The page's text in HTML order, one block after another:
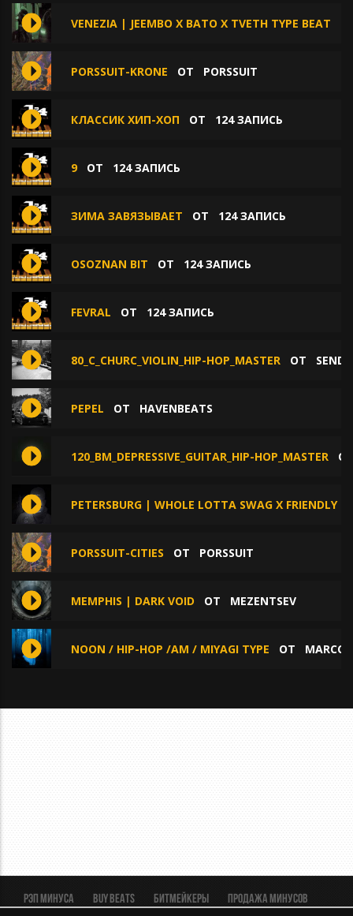
VENEZIA | JEEMBO X BATO X TVETH TYPE BEAT
PORSSUIT-KRONE ОТ PORSSUIT
КЛАССИК ХИП-ХОП ОТ 124 ЗАПИСЬ
9 ОТ 124 ЗАПИСЬ
ЗИМА ЗАВЯЗЫВАЕТ ОТ 124 ЗАПИСЬ
OSOZNAN BIT ОТ 124 ЗАПИСЬ
FEVRAL ОТ 124 ЗАПИСЬ
80_С_CHURC_VIOLIN_HIP-HOP_MASTER ОТ
PEPEL ОТ HAVENBEATS
120_BM_DEPRESSIVE_GUITAR_HIP-HOP_MASTER
PETERSBURG | WHOLE LOTTA SWAG X FRIENDLY
PORSSUIT-CITIES ОТ PORSSUIT
MEMPHIS | DARK VOID ОТ MEZENTSEV
NOON / HIP-HOP /AM / MIYAGI TYPE ОТ
Рэп минуса BUY BEATS Битмейкеры
Продажа минусов